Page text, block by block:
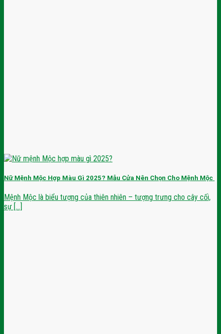
Nữ Mệnh Mộc Hợp Màu Gì 2025? Mẫu Cửa Nên Chọn Cho Mệnh Mộc
Mệnh Mộc là biểu tượng của thiên nhiên – tượng trưng cho cây cối,
sự [...]